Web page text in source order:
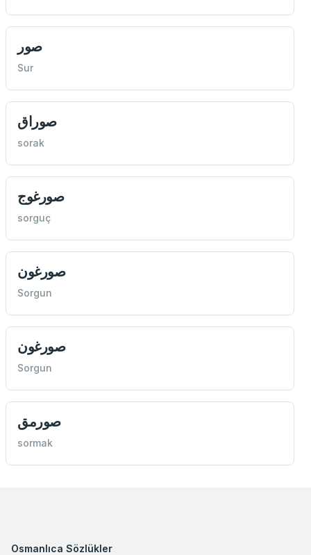
صور
Sur
صوراق
sorak
صورغوج
sorguç
صورغون
Sorgun
صورغون
Sorgun
صورمق
sormak
Osmanlıca Sözlükler